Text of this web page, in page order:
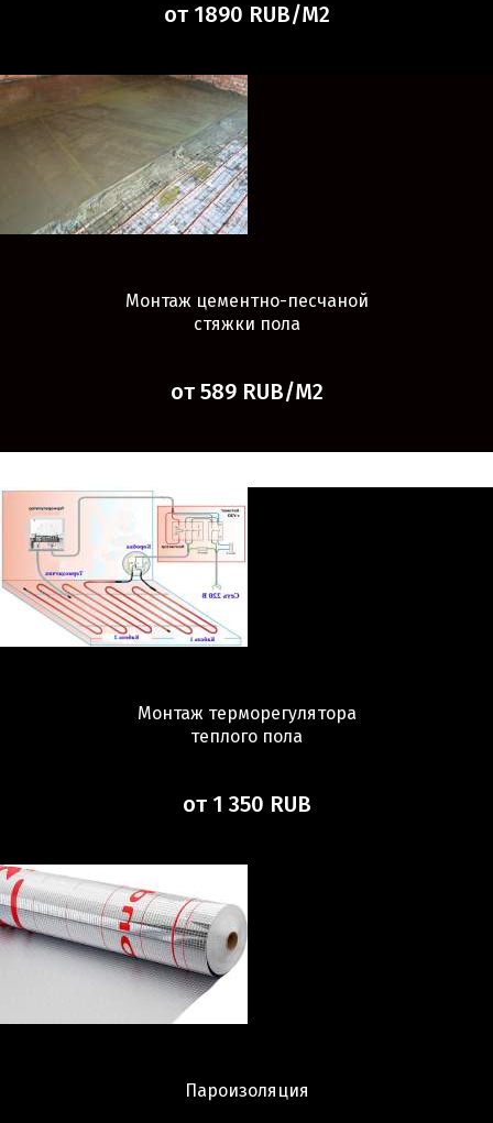
от 1890 RUB/М2
Монтаж цементно-песчаной
стяжки пола
от 589 RUB/М2
Монтаж терморегулятора
теплого пола
от 1 350 RUB
Пароизоляция